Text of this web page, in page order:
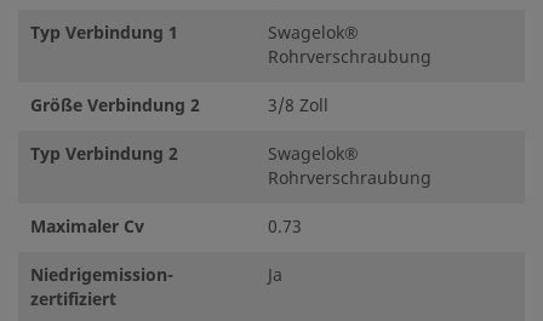
Typ Verbindung 1
Swagelok®
Rohrverschraubung
Größe Verbindung 2
3/8 Zoll
Typ Verbindung 2
Swagelok®
Rohrverschraubung
Maximaler Cv
0.73
Niedrigemission-
zertifiziert
Ja